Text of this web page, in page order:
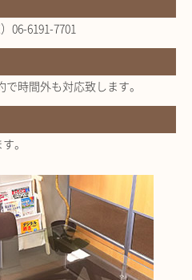
06-6191-7701
時間外も対応致します。
。